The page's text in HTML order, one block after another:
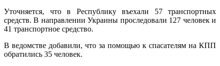
Уточняется, что в Республику въехали 57 транспортных
средств. В направлении Украины проследовали 127 человек и
41 транспортное средство.
В ведомстве добавили, что за помощью к спасателям на КПП
обратились 35 человек.